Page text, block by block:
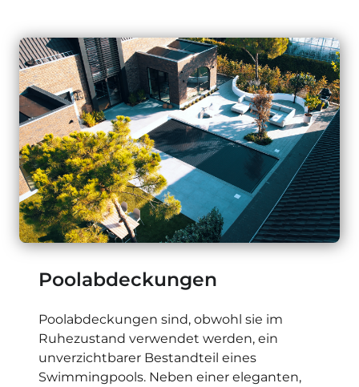
Poolabdeckungen
Poolabdeckungen sind, obwohl sie im
Ruhezustand verwendet werden, ein
unverzichtbarer Bestandteil eines
Swimmingpools. Neben einer eleganten,